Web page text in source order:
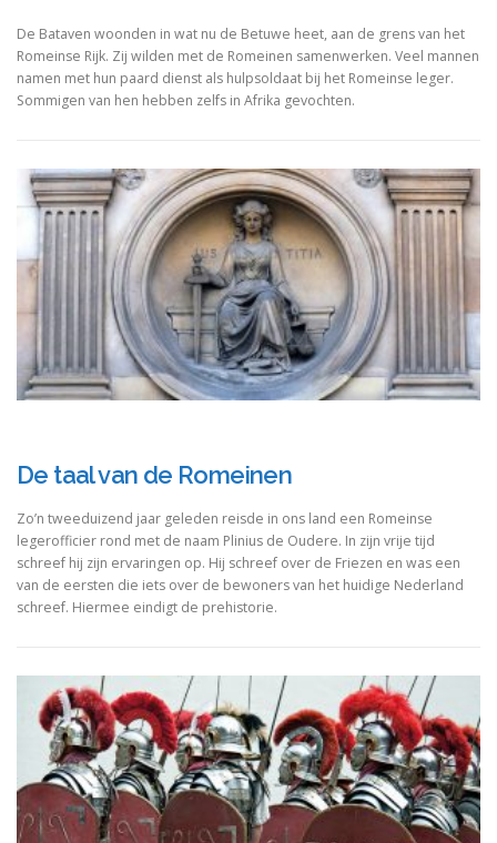
De Bataven woonden in wat nu de Betuwe heet, aan de grens van het
Romeinse Rijk. Zij wilden met de Romeinen samenwerken. Veel mannen
namen met hun paard dienst als hulpsoldaat bij het Romeinse leger.
Sommigen van hen hebben zelfs in Afrika gevochten.
De taal van de Romeinen
Zo’n tweeduizend jaar geleden reisde in ons land een Romeinse
legerofficier rond met de naam Plinius de Oudere. In zijn vrije tijd
schreef hij zijn ervaringen op. Hij schreef over de Friezen en was een
van de eersten die iets over de bewoners van het huidige Nederland
schreef. Hiermee eindigt de prehistorie.